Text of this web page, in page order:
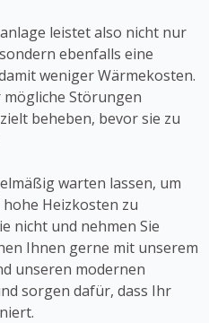
leistet also nicht nur
ebenfalls eine
weniger Wärmekosten.
Störungen
beheben, bevor sie zu
warten lassen, um
Heizkosten zu
nicht und nehmen Sie
Ihnen gerne mit unserem
unseren modernen
sorgen dafür, dass Ihr